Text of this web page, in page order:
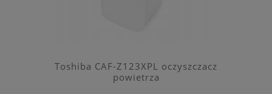
Toshiba CAF-Z123XPL oczyszczacz
powietrza